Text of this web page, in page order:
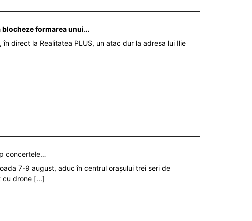
blocheze formarea unui…
direct la Realitatea PLUS, un atac dur la adresa lui Ilie
concertele…
7-9 august, aduc în centrul orașului trei seri de
cu drone [...]